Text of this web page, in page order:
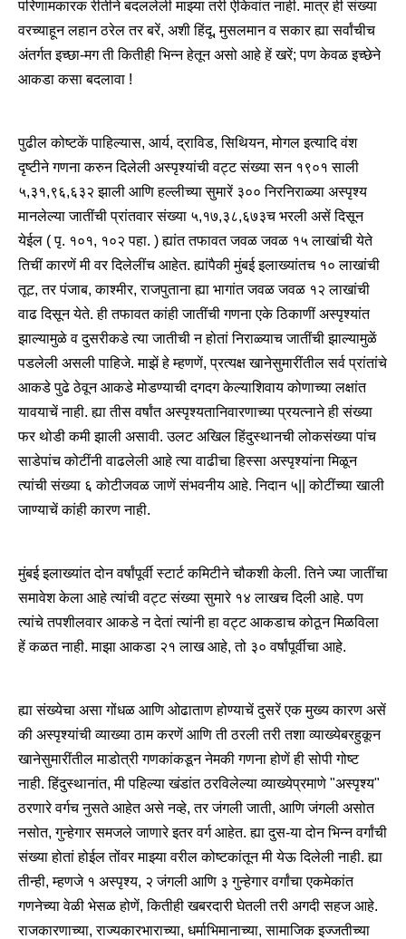
परिणामकारक रीतीने बदललेली माझ्या तरी ऐकिवांत नाही. मात्र ही संख्या
वरच्याहून लहान ठरेल तर बरें, अशी हिंदू, मुसलमान व सकार ह्या सर्वांचीच
अंतर्गत इच्छा-मग ती कितीही भिन्न हेतून असो आहे हें खरें; पण केवळ इच्छेने
आकडा कसा बदलावा !
पुढील कोष्टकें पाहिल्यास, आर्य, द्राविड, सिथियन, मोगल इत्यादि वंश
दृष्टीने गणना करुन दिलेली अस्पृश्यांची वट्ट संख्या सन १९०१ साली
५,३१,९६,६३२ झाली आणि हल्लीच्या सुमारें ३०० निरनिराळ्या अस्पृश्य
मानलेल्या जातींची प्रांतवार संख्या ५,१७,३८,६७३च भरली असें दिसून
येईल ( पृ. १०१, १०२ पहा. ) ह्यांत तफावत जवळ जवळ १५ लाखांची येते
तिचीं कारणें मी वर दिलेलींच आहेत. ह्यांपैकी मुंबई इलाख्यांतच १० लाखांची
तूट, तर पंजाब, काश्मीर, राजपुताना ह्या भागांत जवळ जवळ १२ लाखांची
वाढ दिसून येते. ही तफावत कांही जातींची गणना एके ठिकाणीं अस्पृश्यांत
झाल्यामुळे व दुसरीकडे त्या जातीची न होतां निराळ्याच जातींची झाल्यामुळें
पडलेली असली पाहिजे. माझें हे म्हणणें, प्रत्यक्ष खानेसुमारींतील सर्व प्रांतांचे
आकडे पुढे ठेवून आकडे मोडण्याची दगदग केल्याशिवाय कोणाच्या लक्षांत
यावयाचें नाही. ह्या तीस वर्षांत अस्पृश्यतानिवारणाच्या प्रयत्नाने ही संख्या
फर थोडी कमी झाली असावी. उलट अखिल हिंदुस्थानची लोकसंख्या पांच
साडेपांच कोटींनी वाढलेली आहे त्या वाढीचा हिस्सा अस्पृश्यांना मिळून
त्यांची संख्या ६ कोटीजवळ जाणें संभवनीय आहे. निदान ५|| कोटींच्या खाली
जाण्याचें कांही कारण नाही.
मुंबई इलाख्यांत दोन वर्षांपूर्वी स्टार्ट कमिटीने चौकशी केली. तिने ज्या जातींचा
समावेश केला आहे त्यांची वट्ट संख्या सुमारे १४ लाखच दिली आहे. पण
त्यांचे तपशीलवार आकडे न देतां त्यांनी हा वट्ट आकडाच कोठून मिळविला
हें कळत नाही. माझा आकडा २१ लाख आहे, तो ३० वर्षांपूर्वीचा आहे.
ह्या संख्येचा असा गोंधळ आणि ओढाताण होण्याचें दुसरें एक मुख्य कारण असें
की अस्पृश्यांची व्याख्या ठाम करणें आणि ती ठरली तरी तशा व्याख्येबरहुकून
खानेसुमारींतील माडोत्री गणकांकडून नेमकी गणना होणें ही सोपी गोष्ट
नाही. हिंदुस्थानांत, मी पहिल्या खंडांत ठरविलेल्या व्याख्येप्रमाणे "अस्पृश्य"
ठरणारे वर्गच नुसते आहेत असे नव्हे, तर जंगली जाती, आणि जंगली असोत
नसोत, गुन्हेगार समजले जाणारे इतर वर्ग आहेत. ह्या दुस-या दोन भिन्न वर्गांची
संख्या होतां होईल तोंवर माझ्या वरील कोष्टकांतून मी येऊ दिलेली नाही. ह्या
तीन्ही, म्हणजे १ अस्पृश्य, २ जंगली आणि ३ गुन्हेगार वर्गांचा एकमेकांत
गणनेच्या वेळी भेसळ होणें, कितीही खबरदारी घेतली तरी अगदी सहज आहे.
राजकारणाच्या, राज्यकारभाराच्या, धर्माभिमानाच्या, सामाजिक इज्जतीच्या